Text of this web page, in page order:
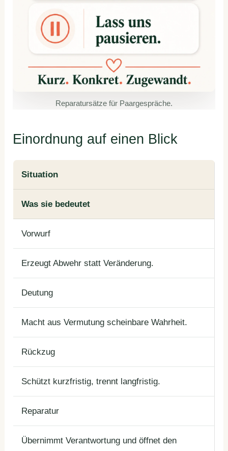
Reparatursätze für Paargespräche.
Einordnung auf einen Blick
Situation
Was sie bedeutet
Vorwurf
Erzeugt Abwehr statt Veränderung.
Deutung
Macht aus Vermutung scheinbare Wahrheit.
Rückzug
Schützt kurzfristig, trennt langfristig.
Reparatur
Übernimmt Verantwortung und öffnet den